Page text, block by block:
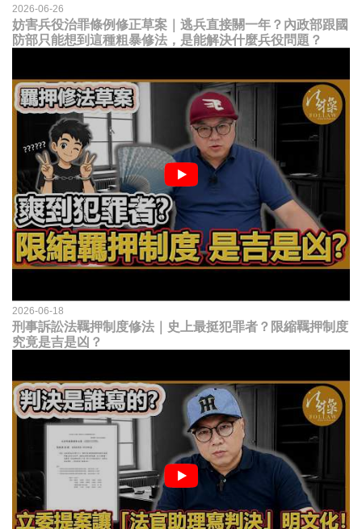
2026-06-26
妨害兵役治罪條例修正草案｜逃兵直接關一年？內政部跟國
防部只能想到這種粗暴修法，是能解決什麼兵役問題？
2026-06-18
刑事訴訟法羈押制度修法｜史上最挺犯罪者？限縮羈押制度
究竟是吉是凶？